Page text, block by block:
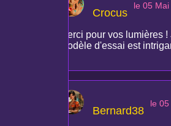
Crocus
le 05
Merci pour vos
modèle d'essai est
Bernard38
le